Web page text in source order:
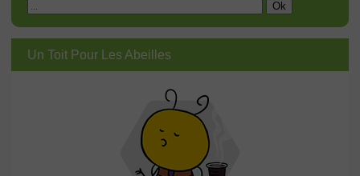
Un Toit Pour Les Abeilles